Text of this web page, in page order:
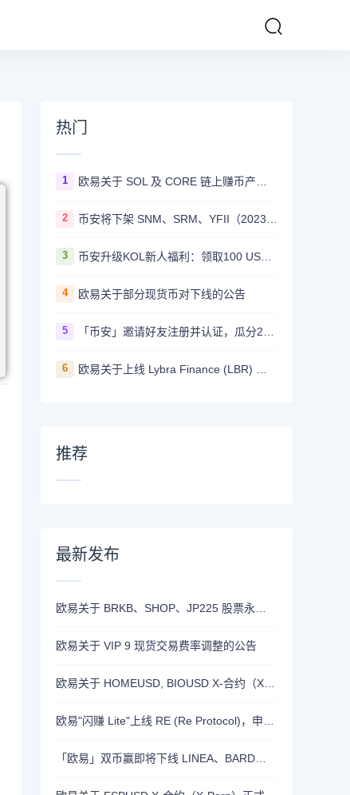
热门
1
2
3 币安升级KOL新人福利：领取100 USDT迎新奖励
4 欧易关于部分现货币对下线的公告
5
6
推荐
最新发布
欧易关于 VIP 9 现货交易费率调整的公告